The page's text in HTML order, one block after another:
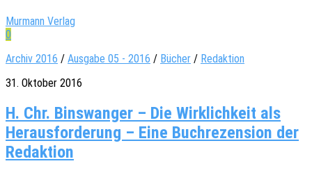
Murmann Verlag
0
Archiv 2016 / Ausgabe 05 - 2016 / Bücher / Redaktion
31. Oktober 2016
H. Chr. Bins­wan­ger – Die Wirk­lich­keit als
Her­aus­for­de­rung – Eine Buch­re­zen­si­on der
Redaktion